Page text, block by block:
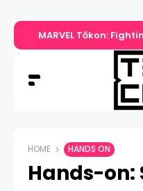
MARVEL Tōkon:
HOME HANDS ON
Hands-on: